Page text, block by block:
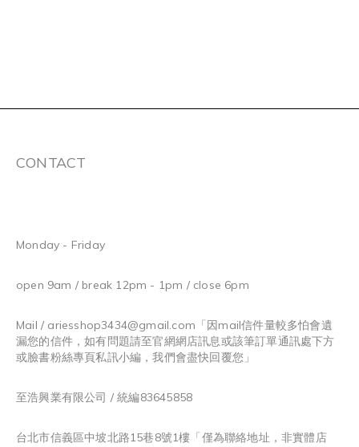
CONTACT
Monday - Friday
open 9am / break 12pm - 1pm / close 6pm
Mail / ariesshop3434@gmail.com 「因mail信件量較多怕會遺
漏您的信件，如有問題請至官網網店訊息或該筆訂單通訊處下方
或臉書粉絲專頁私訊小編，我們會盡快回覆您」
至浩興業有限公司 / 統編83645858
台北市信義區中坡北路15巷8號1樓「僅為聯絡地址，非實體店